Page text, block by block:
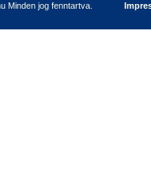
Minden jog fenntartva.